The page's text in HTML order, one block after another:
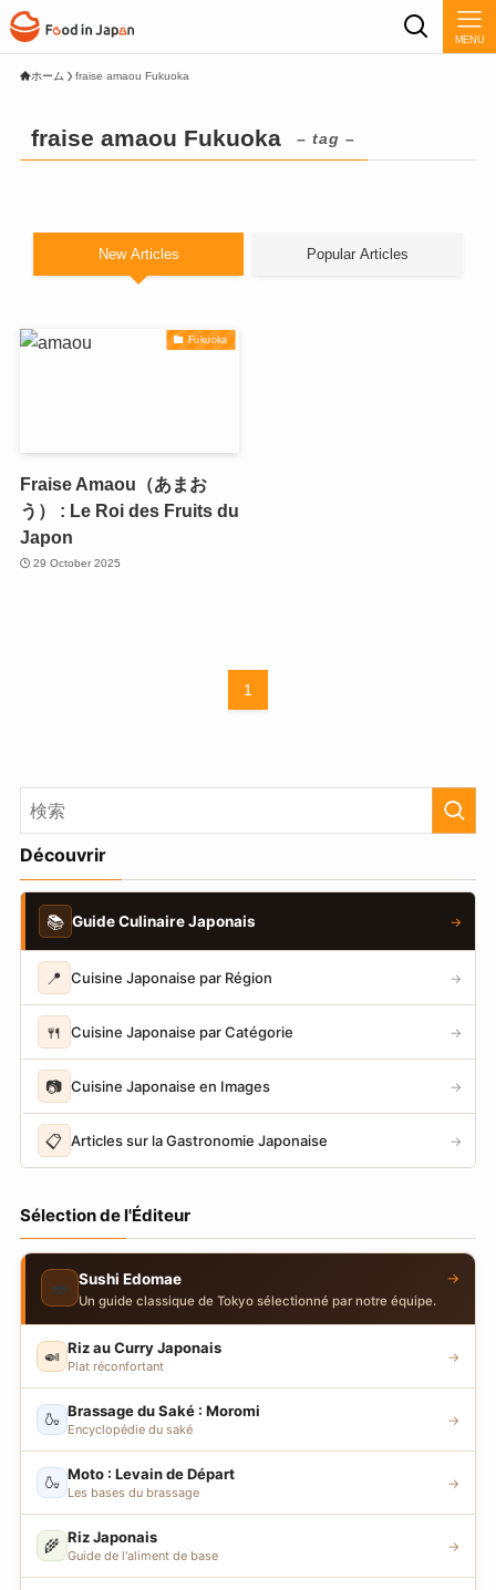
MENU
ホーム fraise amaou Fukuoka
fraise amaou Fukuoka – tag –
New Articles Popular Articles
Fukuoka
Fraise Amaou（あまお
う） : Le Roi des Fruits du
Japon
29 October 2025
1
Découvrir
📚 Guide Culinaire Japonais →
📍 Cuisine Japonaise par Région →
🍴 Cuisine Japonaise par Catégorie →
📷 Cuisine Japonaise en Images →
📋 Articles sur la Gastronomie Japonaise →
Sélection de l'Éditeur
🍣 Sushi Edomae
Un guide classique de Tokyo sélectionné par notre équipe.
→
🍛 Riz au Curry Japonais
Plat réconfortant
→
🍶 Brassage du Saké : Moromi
Encyclopédie du saké
→
🍶 Moto : Levain de Départ
Les bases du brassage
→
🌾 Riz Japonais
Guide de l'aliment de base
→